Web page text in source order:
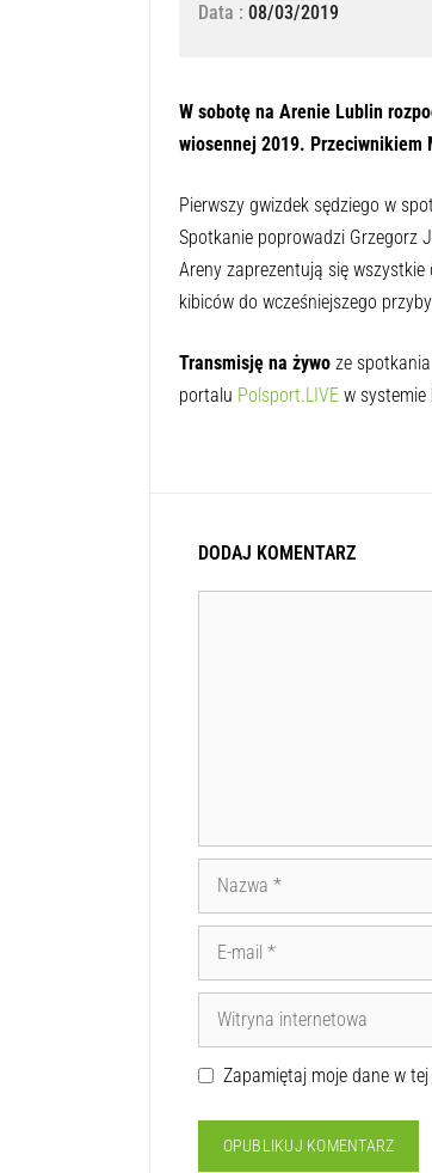
Data : 08/03/2019
W sobotę na Arenie Lublin
wiosennej 2019. Przeciwnikiem
Pierwszy gwizdek sędziego w
Spotkanie poprowadzi Grzegorz
Areny zaprezentują się wszystkie
kibiców do wcześniejszego
Transmisję na żywoze spotkania
portalu Polsport.LIVEw systemie
DODAJ KOMENTARZ
Zapamiętaj moje dane w